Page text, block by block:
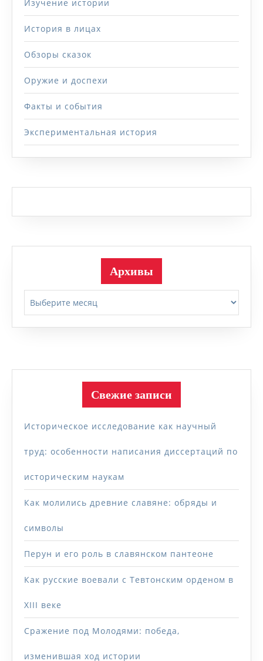
Изучение истории
История в лицах
Обзоры сказок
Оружие и доспехи
Факты и события
Экспериментальная история
Архивы
Свежие записи
Историческое исследование как научный
труд: особенности написания диссертаций по
историческим наукам
Как молились древние славяне: обряды и
символы
Перун и его роль в славянском пантеоне
Как русские воевали с Тевтонским орденом в
XIII веке
Сражение под Молодями: победа,
изменившая ход истории